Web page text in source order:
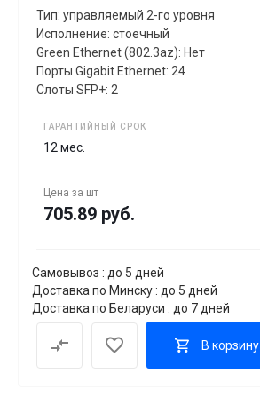
Тип: управляемый 2-го уровня
Исполнение: стоечный
Green Ethernet (802.3az): Нет
Порты Gigabit Ethernet: 24
Слоты SFP+: 2
ГАРАНТИЙНЫЙ СРОК
12 мес.
Цена за шт
705.89 руб.
Самовывоз : до 5 дней
Доставка по Минску : до 5 дней
Доставка по Беларуси : до 7 дней
В корзину